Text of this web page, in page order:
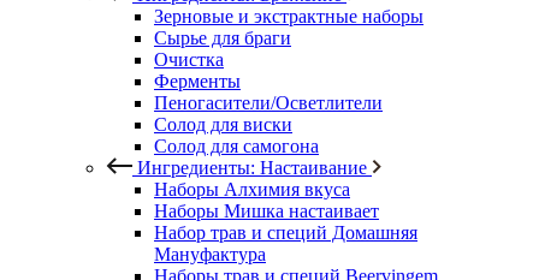
Зерновые и экстрактные наборы
Сырье для браги
Очистка
Ферменты
Пеногасители/Осветлители
Солод для виски
Солод для самогона
Ингредиенты: Настаивание
Наборы Алхимия вкуса
Наборы Мишка настаивает
Набор трав и специй Домашняя
Мануфактура
Наборы трав и специй Beervingem